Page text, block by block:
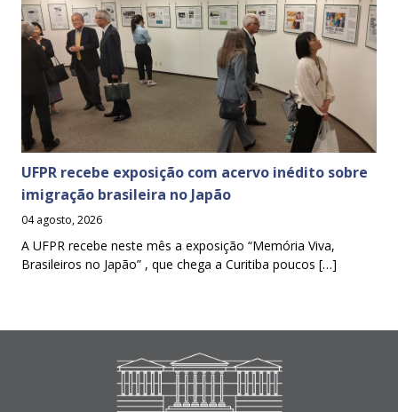
UFPR recebe exposição com acervo inédito sobre
imigração brasileira no Japão
04 agosto, 2026
A UFPR recebe neste mês a exposição “Memória Viva,
Brasileiros no Japão” , que chega a Curitiba poucos […]